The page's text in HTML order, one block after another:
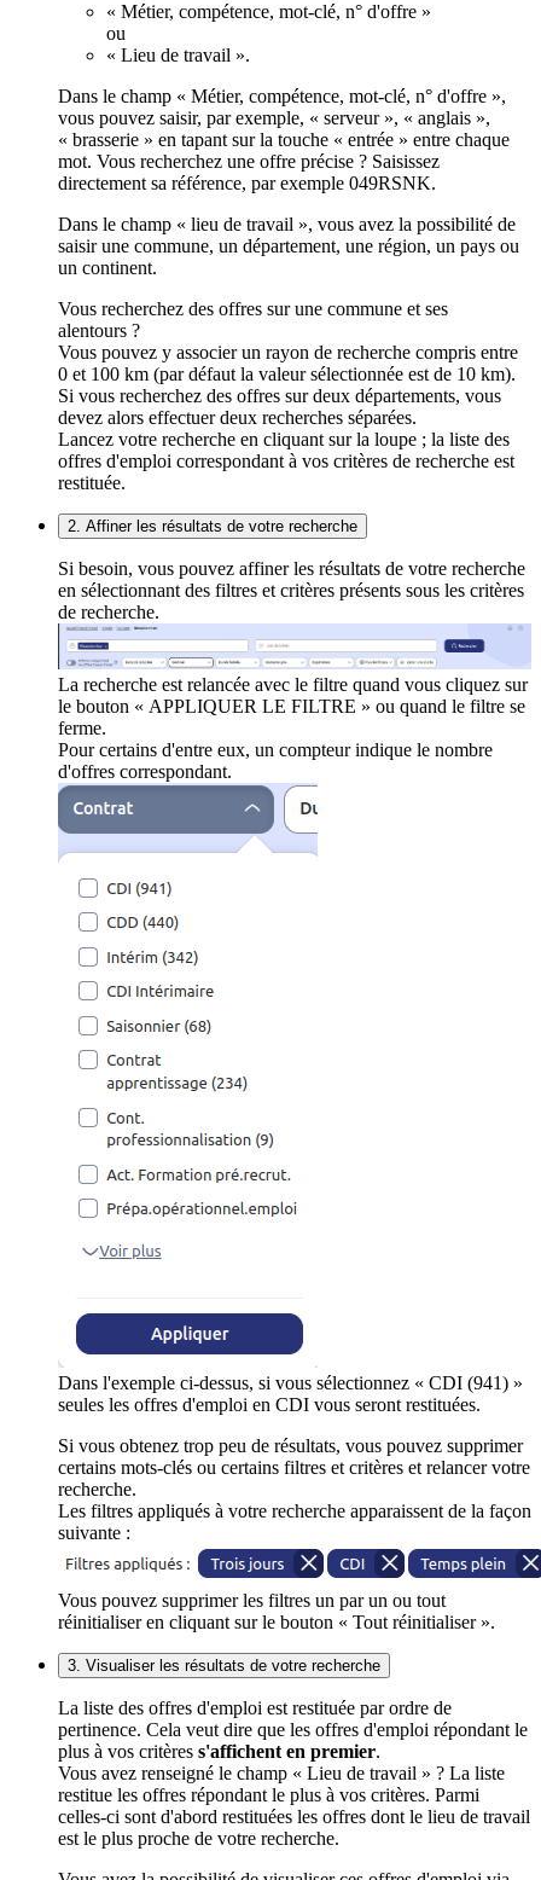
« Métier, compétence, mot-clé, n° d'offre »
ou
« Lieu de travail ».
Dans le champ « Métier, compétence, mot-clé, n° d'offre »,
vous pouvez saisir, par exemple, « serveur », « anglais »,
« brasserie » en tapant sur la touche « entrée » entre chaque
mot. Vous recherchez une offre précise ? Saisissez
directement sa référence, par exemple 049RSNK.
Dans le champ « lieu de travail », vous avez la possibilité de
saisir une commune, un département, une région, un pays ou
un continent.
Vous recherchez des offres sur une commune et ses
alentours ?
Vous pouvez y associer un rayon de recherche compris entre
0 et 100 km (par défaut la valeur sélectionnée est de 10 km).
Si vous recherchez des offres sur deux départements, vous
devez alors effectuer deux recherches séparées.
Lancez votre recherche en cliquant sur la loupe ; la liste des
offres d'emploi correspondant à vos critères de recherche est
restituée.
2. Affiner les résultats de votre recherche
Si besoin, vous pouvez affiner les résultats de votre recherche
en sélectionnant des filtres et critères présents sous les critères
de recherche.
La recherche est relancée avec le filtre quand vous cliquez sur
le bouton « APPLIQUER LE FILTRE » ou quand le filtre se
ferme.
Pour certains d'entre eux, un compteur indique le nombre
d'offres correspondant.
Dans l'exemple ci-dessus, si vous sélectionnez « CDI (941) »
seules les offres d'emploi en CDI vous seront restituées.
Si vous obtenez trop peu de résultats, vous pouvez supprimer
certains mots-clés ou certains filtres et critères et relancer votre
recherche.
Les filtres appliqués à votre recherche apparaissent de la façon
suivante :
Vous pouvez supprimer les filtres un par un ou tout
réinitialiser en cliquant sur le bouton « Tout réinitialiser ».
3. Visualiser les résultats de votre recherche
La liste des offres d'emploi est restituée par ordre de
pertinence. Cela veut dire que les offres d'emploi répondant le
plus à vos critères s'affichent en premier.
Vous avez renseigné le champ « Lieu de travail » ? La liste
restitue les offres répondant le plus à vos critères. Parmi
celles-ci sont d'abord restituées les offres dont le lieu de travail
est le plus proche de votre recherche.